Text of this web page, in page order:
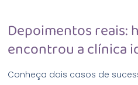
Depoimentos reais:
encontrou a clínica
Conheça dois casos de